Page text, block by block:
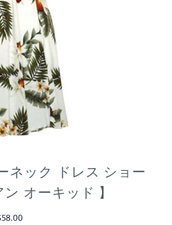
ネック ドレス ショー
オーキッド 】